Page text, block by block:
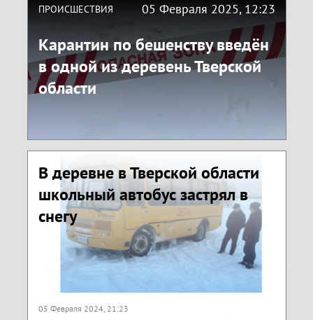
ПРОИСШЕСТВИЯ 05 Февраля 2025, 12:23
Карантин по бешенству введён
в одной из деревень Тверской
области
В деревне в Тверской области
школьный автобус застрял в
снегу
05 Февраля 2024, 21:23